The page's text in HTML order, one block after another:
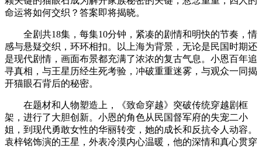
命运将如何交织？答案即将揭晓。
全剧共18集，每集10分钟，紧凑的剧情和明快的节奏，情
感与悬疑交织，环环相扣。以上海为背景，无论是民国时期还
是现代剧情，画面布景都充满了浓浓的复古气息。小恩百年追
寻真相，与王星历经生死考验，冲破重重迷雾，与观众一同揭
开猫眼石背后的秘密。
在题材和人物塑造上，《致命穿越》突破传统穿越剧框
架，进行了大胆创新。小恩的角色从民国督军府的失宠二小
姐，到现代勇敢女性的华丽转变，她的成长和反抗令人动容。
袁梓铭饰演的王星，外表冷漠内心温暖，他的深情和真心贯穿